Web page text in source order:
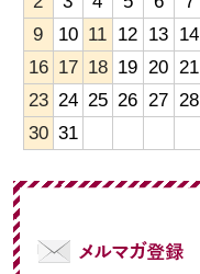
9
10 11 12 13 14
16 17 18 19 20 21
23 24 25 26 27 28
30 31